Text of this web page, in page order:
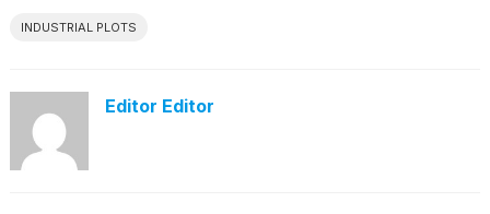
INDUSTRIAL PLOTS
Editor Editor